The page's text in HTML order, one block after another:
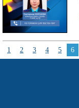
1 2 3 4 5 6